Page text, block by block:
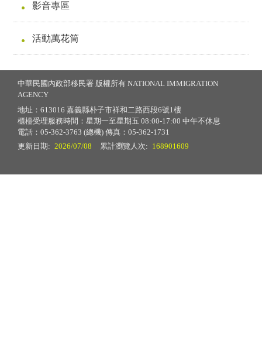
影音專區
活動萬花筒
中華民國內政部移民署 版權所有 NATIONAL IMMIGRATION
AGENCY
地址：613016 嘉義縣朴子市祥和二路西段6號1樓
櫃檯受理服務時間：星期一至星期五 08:00-17:00 中午不休息
電話：05-362-3763 (總機) 傳真：05-362-1731
更新日期: 2026/07/08 累計瀏覽人次: 168901609